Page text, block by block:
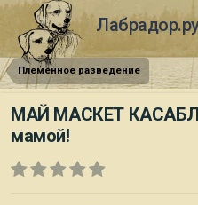
Племенное разведение
МАЙ МАСКЕТ
мамой!